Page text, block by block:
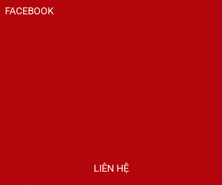
FACEBOOK
LIÊN HỆ